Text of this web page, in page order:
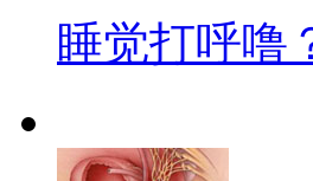
睡觉打呼噜